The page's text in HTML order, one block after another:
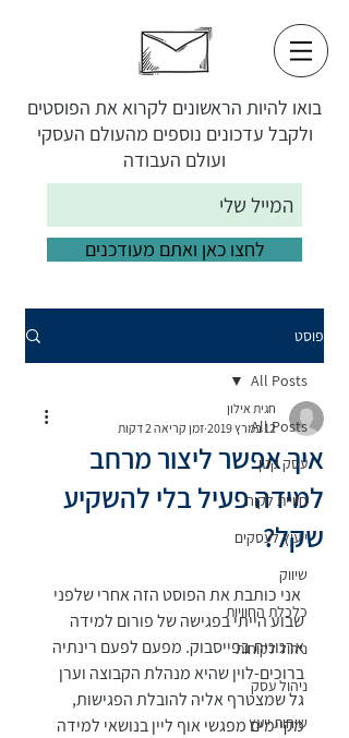
בואו להיות הראשונים לקרוא את הפוסטים
ולקבל עדכונים נוספים מהעולם העסקי
ועולם העבודה
לחצו כאן ואתם מעודכנים
פוסט
All Posts
עסק קטן
חוויית לקוח
ייעוץ לעסקים
שיווק
כלכלת החוויות
ניהול לקוחות
ניהול עסק
שיחות ייעץ
All Posts
איך אפשר ליצור מרחב
למידה פעיל בלי להשקיע
שקל?
חגית אילון
12 במרץ 2019
זמן קריאה 2 דקות
אני כותבת את הפוסט הזה אחרי שלפני
שבוע הייתי בפגישה של פורום למידה
ארגונית בפייסבוק. מפעם לפעם רינתיה
ברוכים-לוין שהיא מנהלת הקבוצה וערן
גל שמצטרף אליה להובלת הפגישות,
מקיימים מפגשי אוף ליין בנושאי למידה